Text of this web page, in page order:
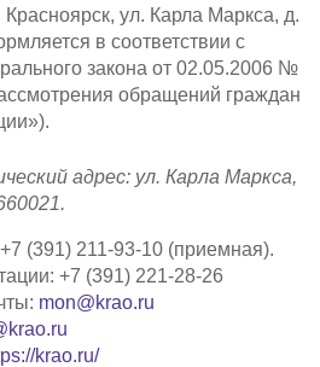
Красноярск, ул. Карла Маркса, д.
в соответствии с
закона от 02.05.2006 №
обращений граждан
адрес: ул. Карла Маркса,
(391) 211-93-10 (приемная).
+7 (391) 221-28-26
mon@krao.ru
krao.ru/